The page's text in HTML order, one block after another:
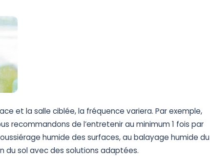
et la salle ciblée, la fréquence variera. Par exemple,
recommandons de l’entretenir au minimum 1 fois par
humide des surfaces, au balayage humide du
du sol avec des solutions adaptées.